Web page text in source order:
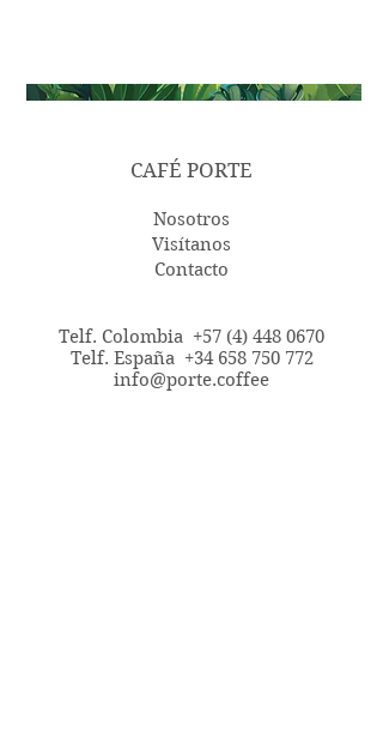
CAFÉ PORTE
Nosotros
Visítanos
Contacto
Telf. Colombia +57 (4) 448 0670
Telf. España +34 658 750 772
info@porte.coffee